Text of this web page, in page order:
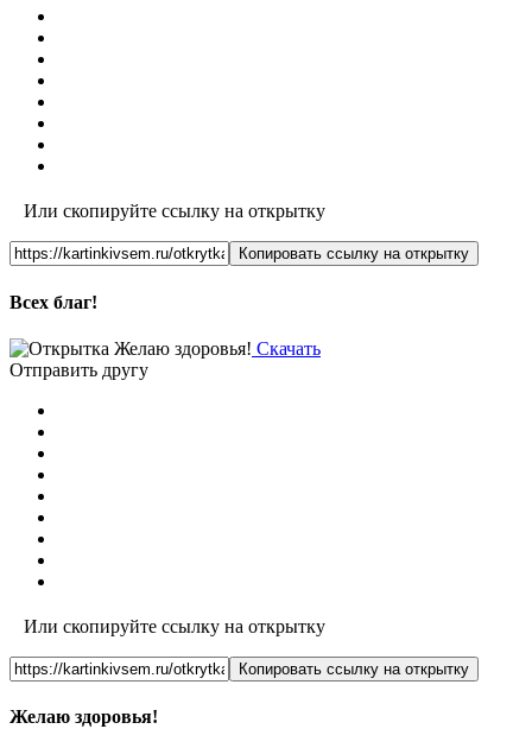
Или скопируйте ссылку на открытку
Копировать ссылку на открытку
Всех благ!
Скачать
Отправить другу
Или скопируйте ссылку на открытку
Копировать ссылку на открытку
Желаю здоровья!